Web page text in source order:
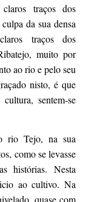
traços dos
da sua densa
traços dos
muito por
ao rio e pelo seu
nisto, é que
sentem-se
rio Tejo, na sua
como se levasse
histórias. Nesta
ao cultivo. Na
quase com